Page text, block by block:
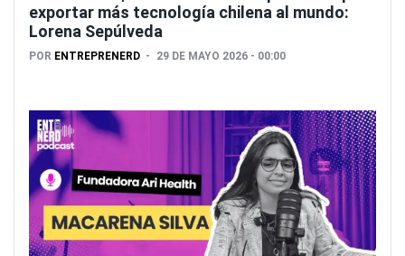
exportar más tecnología chilena al mundo:
Lorena Sepúlveda
POR ENTREPRENERD 29 DE MAYO 2026 - 00:00